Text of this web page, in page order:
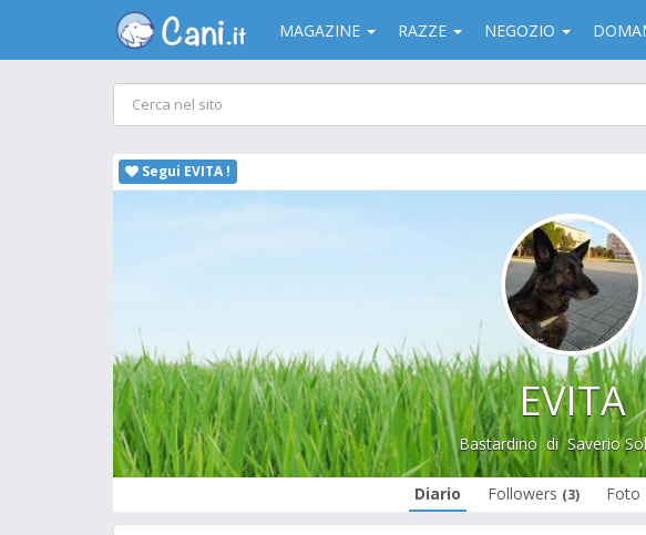
MAGAZINE RAZZE NEGOZIO
Segui EVITA !
EVITA
BastardinodiSaverio
Diario Followers (3) Foto